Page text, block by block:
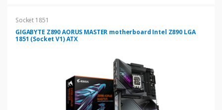
Socket 1851
GIGABYTE Z890 AORUS MASTER motherboard Intel Z890 LGA
1851 (Socket V1) ATX